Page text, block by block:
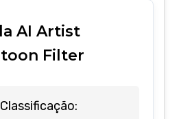
AI Artist
Filter
Classificação: